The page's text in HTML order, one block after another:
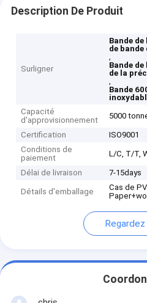
Description De Produit
Surligner
Bande
de bande
,
Bande
de la
,
Bande
Capacité
d'approvisionnement
5000
Certification
ISO9001
Conditions de
paiement
L/C, T/T,
Délai de livraison 7-15days
Détails d'emballage
Cas de
Regardez